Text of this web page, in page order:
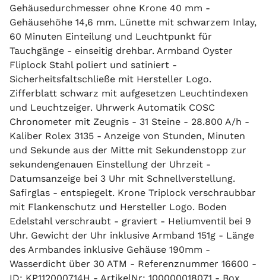
Gehäusedurchmesser ohne Krone 40 mm -
Gehäusehöhe 14,6 mm. Lünette mit schwarzem Inlay,
60 Minuten Einteilung und Leuchtpunkt für
Tauchgänge - einseitig drehbar. Armband Oyster
Fliplock Stahl poliert und satiniert -
Sicherheitsfaltschließe mit Hersteller Logo.
Zifferblatt schwarz mit aufgesetzen Leuchtindexen
und Leuchtzeiger. Uhrwerk Automatik COSC
Chronometer mit Zeugnis - 31 Steine - 28.800 A/h -
Kaliber Rolex 3135 - Anzeige von Stunden, Minuten
und Sekunde aus der Mitte mit Sekundenstopp zur
sekundengenauen Einstellung der Uhrzeit -
Datumsanzeige bei 3 Uhr mit Schnellverstellung.
Safirglas - entspiegelt. Krone Triplock verschraubbar
mit Flankenschutz und Hersteller Logo. Boden
Edelstahl verschraubt - graviert - Heliumventil bei 9
Uhr. Gewicht der Uhr inklusive Armband 151g - Länge
des Armbandes inklusive Gehäuse 190mm -
Wasserdicht über 30 ATM - Referenznummer 16600 -